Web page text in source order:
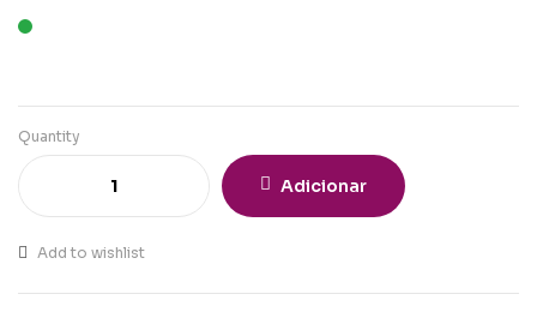
Quantity
Adicionar
Add to wishlist